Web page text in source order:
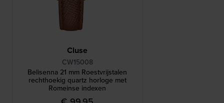
Cluse
CW15008
Belisenna 21 mm Roestvrijstalen
rechthoekig quartz horloge met
Romeinse indexen